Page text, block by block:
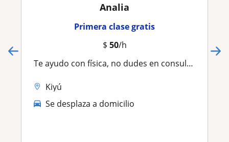
Analia
Primera clase gratis
$ 50/h
Te ayudo con física, no dudes en consultarme
Kiyú
Se desplaza a domicilio